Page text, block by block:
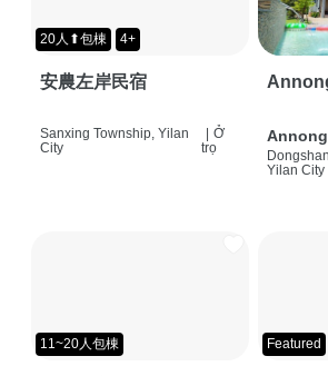
20人⬆包棟 4+
安農左岸民宿
Sanxing Township, Yilan
City
| Ở
trọ
Yilan City
11~20人包棟 Featured